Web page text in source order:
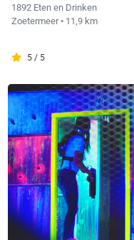
1892 Eten en Drinken
Zoetermeer • 11,9 km
5 / 5